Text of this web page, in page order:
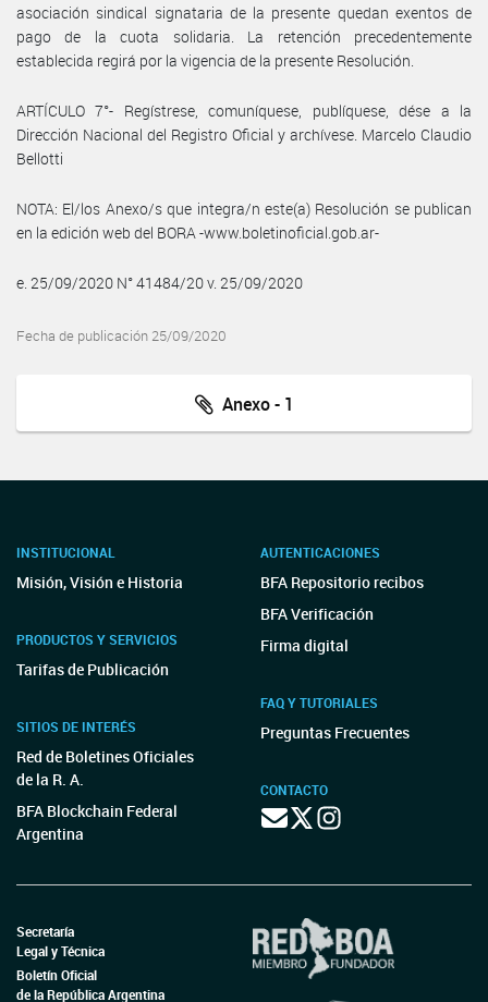
asociación sindical signataria de la presente quedan exentos de
pago de la cuota solidaria. La retención precedentemente
establecida regirá por la vigencia de la presente Resolución.
ARTÍCULO 7°- Regístrese, comuníquese, publíquese, dése a la
Dirección Nacional del Registro Oficial y archívese. Marcelo Claudio
Bellotti
NOTA: El/los Anexo/s que integra/n este(a) Resolución se publican
en la edición web del BORA -www.boletinoficial.gob.ar-
e. 25/09/2020 N° 41484/20 v. 25/09/2020
Fecha de publicación 25/09/2020
Anexo - 1
INSTITUCIONAL
Misión, Visión e Historia
PRODUCTOS Y SERVICIOS
Tarifas de Publicación
SITIOS DE INTERÉS
Red de Boletines Oficiales
de la R. A.
BFA Blockchain Federal
Argentina
AUTENTICACIONES
BFA Repositorio recibos
BFA Verificación
Firma digital
FAQ Y TUTORIALES
Preguntas Frecuentes
CONTACTO
Secretaría
Legal y Técnica
Boletín Oficial
de la República Argentina